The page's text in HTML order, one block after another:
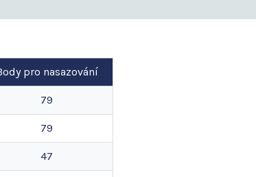
pro nasazování
79
79
47